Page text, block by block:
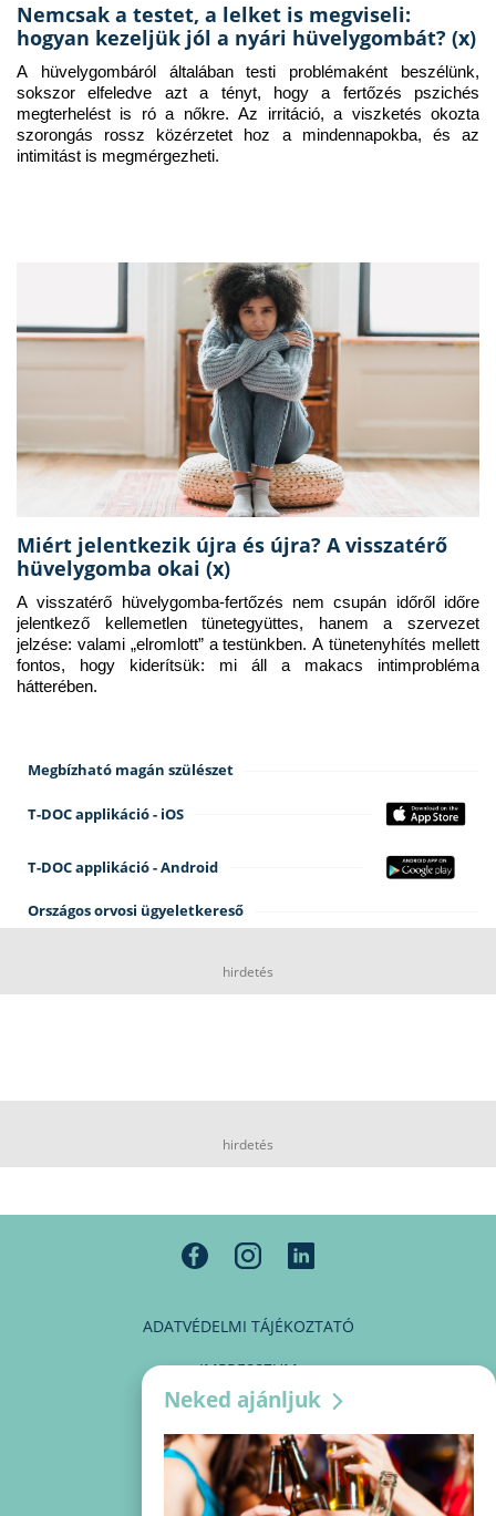
Nemcsak a testet, a lelket is megviseli:
hogyan kezeljük jól a nyári hüvelygombát? (x)
A hüvelygombáról általában testi problémaként beszélünk,
sokszor elfeledve azt a tényt, hogy a fertőzés pszichés
megterhelést is ró a nőkre. Az irritáció, a viszketés okozta
szorongás rossz közérzetet hoz a mindennapokba, és az
intimitást is megmérgezheti.
Miért jelentkezik újra és újra? A visszatérő
hüvelygomba okai (x)
A visszatérő hüvelygomba-fertőzés nem csupán időről időre
jelentkező kellemetlen tünetegyüttes, hanem a szervezet
jelzése: valami „elromlott” a testünkben. A tünetenyhítés mellett
fontos, hogy kiderítsük: mi áll a makacs intimprobléma
hátterében.
Megbízható magán szülészet
T-DOC applikáció - iOS
T-DOC applikáció - Android
Országos orvosi ügyeletkereső
hirdetés
hirdetés
ADATVÉDELMI TÁJÉKOZTATÓ
IMPRESSZUM
MÉDIAAJÁNLAT
PARTNEREINK
KAPCSOLAT
Neked ajánljuk